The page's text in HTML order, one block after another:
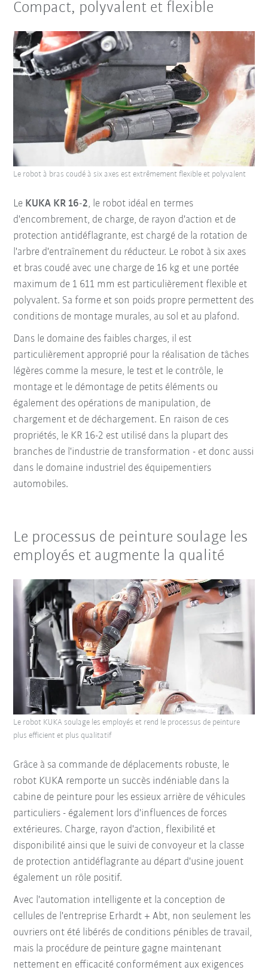
Compact, polyvalent et flexible
Le KUKA KR 16-2, le robot idéal en termes
d'encombrement, de charge, de rayon d'action et de
protection antidéflagrante, est chargé de la rotation de
l'arbre d'entraînement du réducteur. Le robot à six axes
et bras coudé avec une charge de 16 kg et une portée
maximum de 1 611 mm est particulièrement flexible et
polyvalent. Sa forme et son poids propre permettent des
conditions de montage murales, au sol et au plafond.
Dans le domaine des faibles charges, il est
particulièrement approprié pour la réalisation de tâches
légères comme la mesure, le test et le contrôle, le
montage et le démontage de petits éléments ou
également des opérations de manipulation, de
chargement et de déchargement. En raison de ces
propriétés, le KR 16-2 est utilisé dans la plupart des
branches de l'industrie de transformation - et donc aussi
dans le domaine industriel des équipementiers
automobiles.
Le robot à bras coudé à six axes est extrêmement flexible et polyvalent
Le processus de peinture soulage les
employés et augmente la qualité
Grâce à sa commande de déplacements robuste, le
robot KUKA remporte un succès indéniable dans la
cabine de peinture pour les essieux arrière de véhicules
particuliers - également lors d'influences de forces
extérieures. Charge, rayon d'action, flexibilité et
disponibilité ainsi que le suivi de convoyeur et la classe
de protection antidéflagrante au départ d'usine jouent
également un rôle positif.
Avec l'automation intelligente et la conception de
cellules de l'entreprise Erhardt + Abt, non seulement les
ouvriers ont été libérés de conditions pénibles de travail,
mais la procédure de peinture gagne maintenant
nettement en efficacité conformément aux exigences
Le robot KUKA soulage les employés et rend le processus de peinture
plus efficient et plus qualitatif